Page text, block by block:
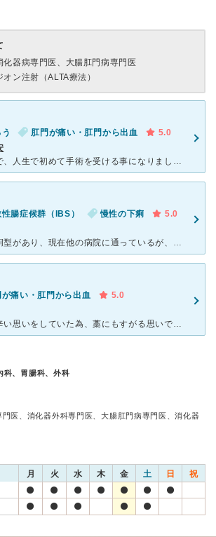
化器病専門医、大腸肛門病専門医
オン注射（ALTA療法）
肛門が痛い・肛門から出血
5.0
私は痔瘻と言う事で、人生で初めて手術を受ける事になりました。この病気は男性に多いらしく、中には自然に治る方も居るらしいですが、私は治らなかった為手術を希望し、2023年11月8日に手術をしました。
腸症候群（IBS） 慢性の下痢
5.0
過敏性腸症候群下痢型があり、現在他の病院に通っているが、肛門科からのアプローチで何か出来ないかと考え、かかりつけ医からの紹介で行ってきました。女性のベテランの先生で、対応もしっかりしていました。特に良
が痛い・肛門から出血
5.0
長年痔に悩まされ辛い思いをしていた為、藁にもすがる思いでこちらの病院で手術を受けました。以後、再発もなく、今までの苦しみが嘘だったかのように快適な日々を過ごしております。これまでほかの肛門科も受診しま
科、胃腸科、外科
医、消化器外科専門医、大腸肛門病専門医、消化器
月 火 水 木 金 土 日 祝